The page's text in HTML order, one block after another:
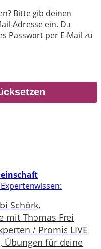
Bitte gib deinen
Adresse ein. Du
Passwort per E-Mail zu
Schörk,
mit Thomas Frei
/ Promis LIVE
Übungen für deine